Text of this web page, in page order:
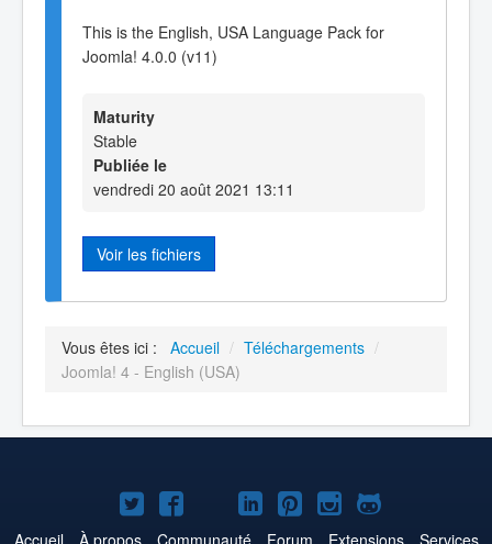
This is the English, USA Language Pack for
Joomla! 4.0.0 (v11)
Maturity
Stable
Publiée le
vendredi 20 août 2021 13:11
Voir les fichiers
Vous êtes ici : Accueil / Téléchargements /
Joomla! 4 - English (USA)
Joomla!Joomla!Joomla!
Joomla!Joomla!
Joomla!Joomla!